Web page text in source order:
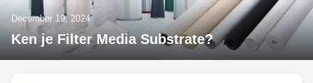
December 19, 2024
Ken je Filter Media Substrate?